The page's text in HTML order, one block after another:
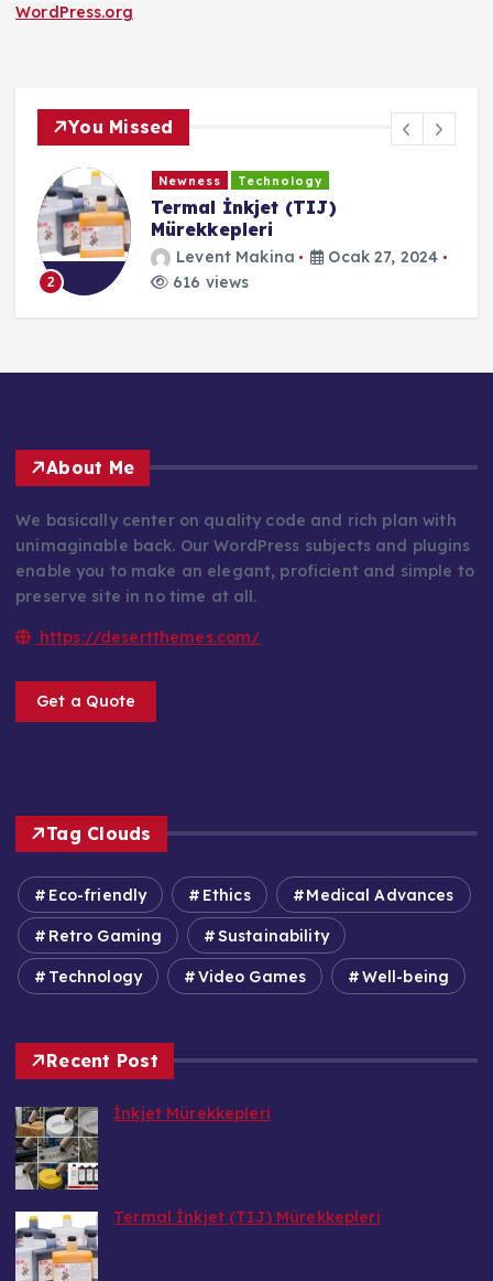
WordPress.org
You Missed
2
Newness Technology
Termal İnkjet (TIJ)
Mürekkepleri
Levent Makina
Ocak 27, 2024
616 views
About Me
We basically center on quality code and rich plan with
unimaginable back. Our WordPress subjects and plugins
enable you to make an elegant, proficient and simple to
preserve site in no time at all.
https://desertthemes.com/
Get a Quote
Tag Clouds
Eco-friendly Ethics Medical Advances
Retro Gaming Sustainability
Technology Video Games Well-being
Recent Post
İnkjet Mürekkepleri
Termal İnkjet (TIJ) Mürekkepleri